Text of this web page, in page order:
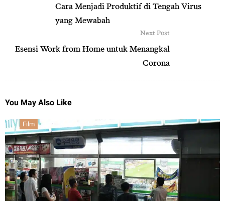
Cara Menjadi Produktif di Tengah Virus
yang Mewabah
Next Post
Esensi Work from Home untuk Menangkal
Corona
You May Also Like
Film